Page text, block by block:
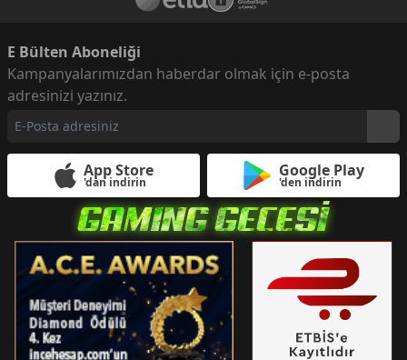
E Bülten Aboneliği
Kampanyalarımızdan haberdar olmak için e-posta
adresinizi yazınız.
App Store
'dan indirin
Google Play
'den indirin